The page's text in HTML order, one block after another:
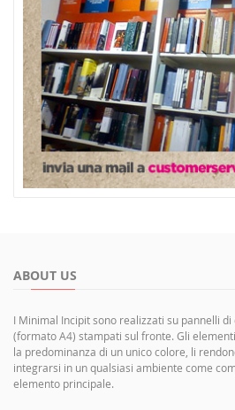
ABOUT US
I Minimal Incipit sono realizzati su pannelli
(formato A4) stampati sul fronte. Gli
la predominanza di un unico colore, li
integrarsi in un qualsiasi ambiente come
elemento principale.